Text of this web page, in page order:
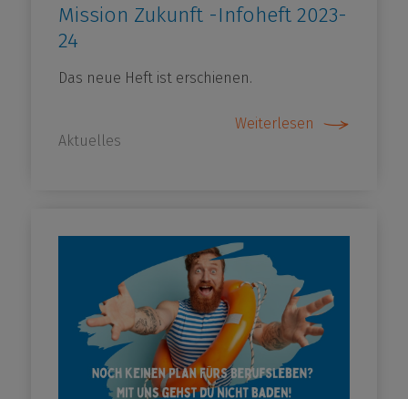
Mission Zukunft -Infoheft 2023-
24
Das neue Heft ist erschienen.
Weiterlesen
Aktuelles